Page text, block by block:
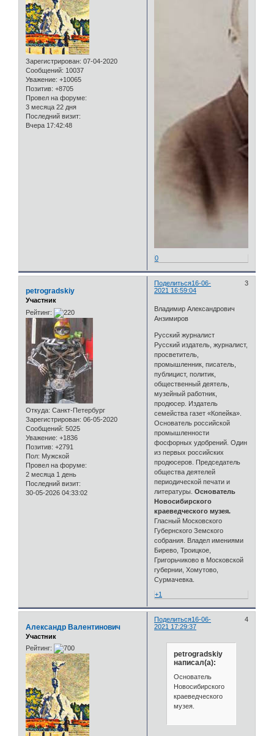
Зарегистрирован: 07-04-2020
Сообщений: 10037
Уважение: +10065
Позитив: +8705
Провел на форуме:
3 месяца 22 дня
Последний визит:
Вчера 17:42:48
0
Поделиться 3
16-06-
2021 16:59:04
petrogradskiy
Участник
Рейтинг:
Откуда: Санкт-Петербург
Зарегистрирован: 06-05-2020
Сообщений: 5025
Уважение: +1836
Позитив: +2791
Пол: Мужской
Провел на форуме:
2 месяца 1 день
Последний визит:
30-05-2026 04:33:02
Владимир Александрович
Анзимиров
Русский журналист
Русский издатель, журналист,
просветитель,
промышленник, писатель,
публицист, политик,
общественный деятель,
музейный работник,
продюсер. Издатель
семейства газет «Копейка».
Основатель российской
промышленности
фосфорных удобрений. Один
из первых российских
продюсеров. Председатель
общества деятелей
периодической печати и
литературы.Основатель
Новосибирского
краеведческого музея.
Гласный Московского
Губернского Земского
собрания. Владел имениями
Бирево, Троицкое,
Григорьчиково в Московской
губернии, Хомутово,
Сурмачевка.
+1
Поделиться 4
16-06-
2021 17:29:37
Александр Валентинович
Участник
Рейтинг:
petrogradskiy
написал(а):
Основатель
Новосибирского
краеведческого
музея.